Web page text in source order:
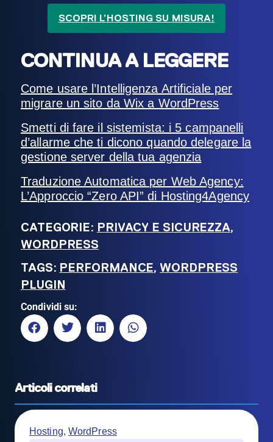
SCOPRI L’HOSTING SU MISURA!
CONTINUA A LEGGERE
Come usare l’Intelligenza Artificiale per
migrare un sito da Wix a WordPress
Smetti di fare il sistemista: i 5 campanelli
d’allarme che ti dicono quando delegare la
gestione server della tua agenzia
Traduzione Automatica per Web Agency:
L’Approccio “Zero API” di Hosting4Agency
CATEGORIE: PRIVACY E SICUREZZA,
WORDPRESS
TAGS: PERFORMANCE, WORDPRESS
PLUGIN
Condividi su:
Articoli correlati
Hosting, WordPress